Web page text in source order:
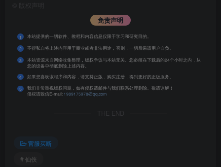
版权声明
免责声明
1 本站提供的一切软件、教程和内容信息仅限于学习和研究目的。
2 不得私自将上述内容用于商业或者非法用途，否则，一切后果请用户自负。
3
本站资源来自网络收集整理，版权争议与本站无关。您必须在下载后的24个小时之内，从
您的设备中彻底删除上述内容。
4
如果您喜欢该程序和内容，请支持正版，购买注册，得到更好的正版服务。
5
我们非常重视版权问题，如有侵权请邮件与我们联系处理删除。敬请谅解！
侵权请致信E-mail: 1989175978@qq.com
THE END
官服买断
# 仙侠